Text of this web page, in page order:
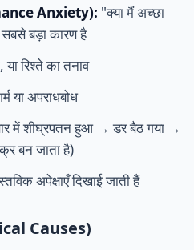
Anxiety): "क्या मैं अच्छा
बड़ा कारण है
रिश्ते का तनाव
या अपराधबोध
में शीघ्रपतन हुआ → डर बैठ गया →
बन जाता है)
अपेक्षाएँ दिखाई जाती हैं
Causes)